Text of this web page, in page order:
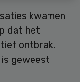
kwamen
dat het
ontbrak.
geweest